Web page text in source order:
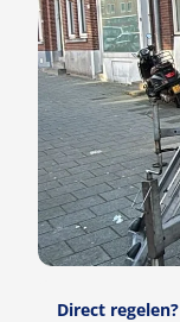
Direct regelen?